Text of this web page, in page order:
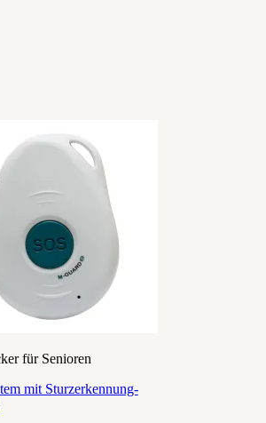
für Senioren
mit Sturzerkennung-